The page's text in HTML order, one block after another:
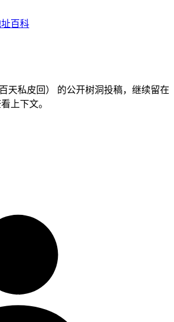
百科
天私皮回） 的公开树洞投稿，继续留在
上下文。